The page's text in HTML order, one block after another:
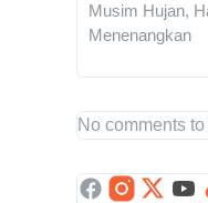
Musim Hujan,
Menenangkan
No comments to